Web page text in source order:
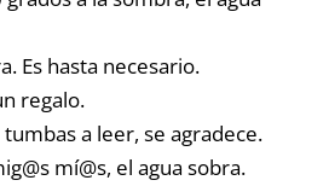
Es hasta necesario.
regalo.
a leer, se agradece.
mí@s, el agua sobra.